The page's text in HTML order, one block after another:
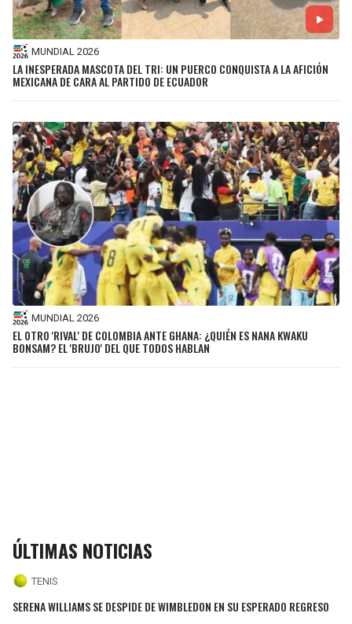
MUNDIAL 2026
LA INESPERADA MASCOTA DEL TRI: UN PUERCO CONQUISTA A LA AFICIÓN
MEXICANA DE CARA AL PARTIDO DE ECUADOR
MUNDIAL 2026
EL OTRO 'RIVAL' DE COLOMBIA ANTE GHANA: ¿QUIÉN ES NANA KWAKU
BONSAM? EL 'BRUJO' DEL QUE TODOS HABLAN
ÚLTIMAS NOTICIAS
TENIS
SERENA WILLIAMS SE DESPIDE DE WIMBLEDON EN SU ESPERADO REGRESO